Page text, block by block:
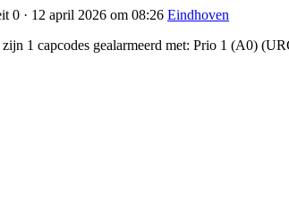
0 · 12 april 2026 om 08:26 Eindhoven
1 capcodes gealarmeerd met: Prio 1 (A0)